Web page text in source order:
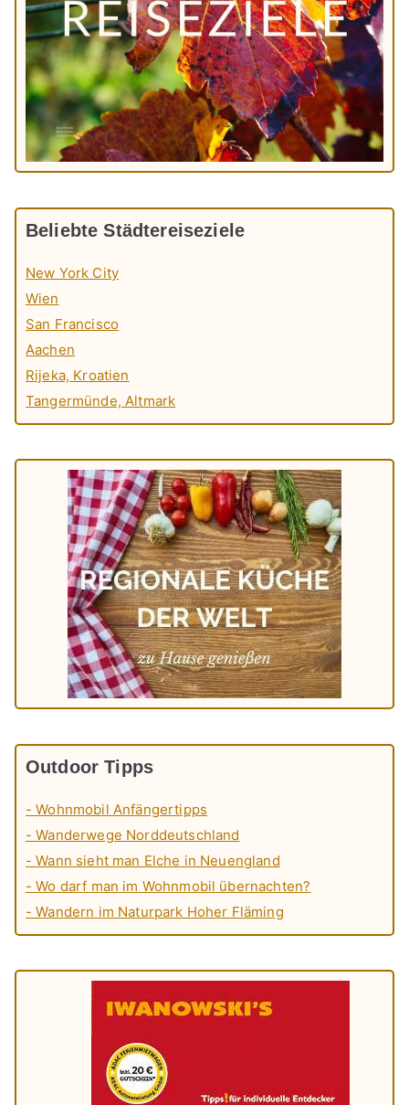
Beliebte Städtereiseziele
New York City
Wien
San Francisco
Aachen
Rijeka, Kroatien
Tangermünde, Altmark
Outdoor Tipps
- Wohnmobil Anfängertipps
- Wanderwege Norddeutschland
- Wann sieht man Elche in Neuengland
- Wo darf man im Wohnmobil übernachten?
- Wandern im Naturpark Hoher Fläming